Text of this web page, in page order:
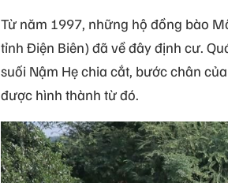
Từ năm 1997, những hộ đồng bào
tỉnh Điện Biên) đã về đây định cư.
suối Nậm Hẹ chia cắt, bước chân
được hình thành từ đó.